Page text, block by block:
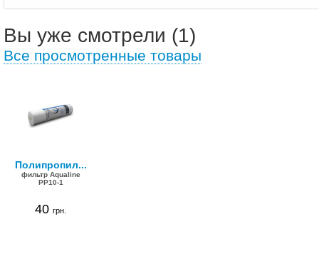
Вы уже смотрели (1)
Все просмотренные товары
Полипропил...
фильтр Aqualine
PP10-1
40 грн.